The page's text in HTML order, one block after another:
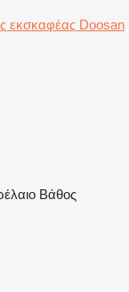
εκσκαφέας Doosan
Βάθος